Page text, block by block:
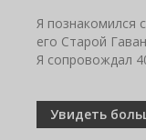
Я познакомился
его Старой
Я сопровождал
Увидеть